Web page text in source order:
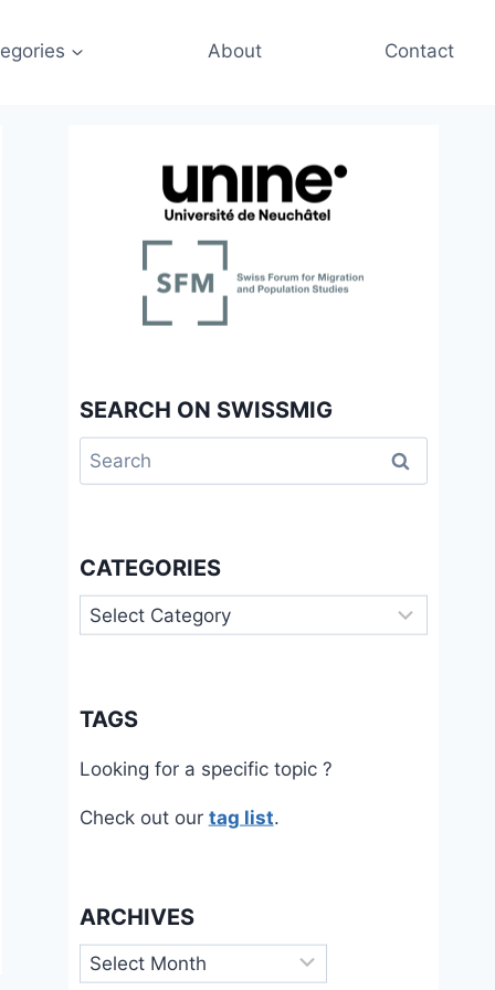
About Contact
SEARCH ON SWISSMIG
Search
for:
CATEGORIES
Categories
TAGS
Looking for a specific topic ?
Check out our tag list.
ARCHIVES
Archives